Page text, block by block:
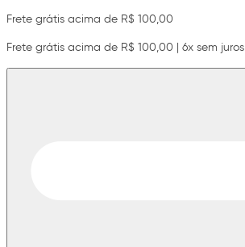
Frete grátis acima de R$ 100,00
Frete grátis acima de R$ 100,00 | 6x sem juros